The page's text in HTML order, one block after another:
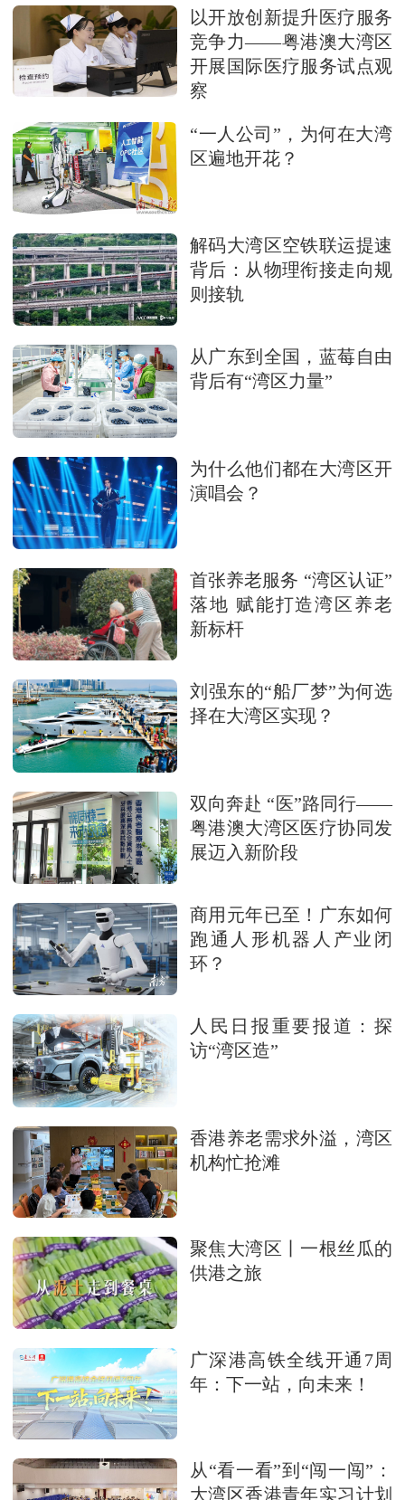
以开放创新提升医疗服务
竞争力——粤港澳大湾区
开展国际医疗服务试点观
察
“一人公司”，为何在大湾
区遍地开花？
解码大湾区空铁联运提速
背后：从物理衔接走向规
则接轨
从广东到全国，蓝莓自由
背后有“湾区力量”
为什么他们都在大湾区开
演唱会？
首张养老服务 “湾区认证”
落地 赋能打造湾区养老
新标杆
刘强东的“船厂梦”为何选
择在大湾区实现？
双向奔赴 “医”路同行——
粤港澳大湾区医疗协同发
展迈入新阶段
商用元年已至！广东如何
跑通人形机器人产业闭
环？
人民日报重要报道：探
访“湾区造”
香港养老需求外溢，湾区
机构忙抢滩
聚焦大湾区丨一根丝瓜的
供港之旅
广深港高铁全线开通7周
年：下一站，向未来！
从“看一看”到“闯一闯”：
大湾区香港青年实习计划